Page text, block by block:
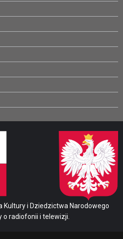
Kultury i Dziedzictwa Narodowego
o radiofonii i telewizji.